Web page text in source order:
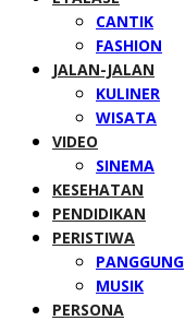
CANTIK
FASHION
JALAN-JALAN
KULINER
WISATA
VIDEO
SINEMA
KESEHATAN
PENDIDIKAN
PERISTIWA
PANGGUNG
MUSIK
PERSONA